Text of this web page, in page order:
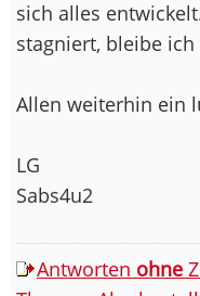
sich alles
stagniert, bleibe ich
Allen weiterhin ein
LG
Sabs4u2
Antworten ohne